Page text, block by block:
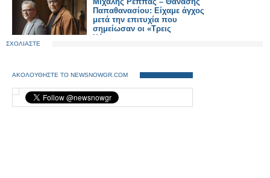
Παπαθανασίου: Είχαμε άγχος
μετά την επιτυχία που
σημείωσαν οι «Τρεις
Χάριτες»
ΣΧΟΛΙΑΣΤΕ
ΑΚΟΛΟΥΘΗΣΤΕ ΤΟ NEWSNOWGR.COM